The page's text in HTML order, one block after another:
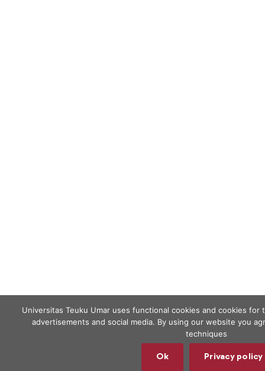
Universitas Teuku Umar uses functional cookies and cookies
advertisements and social media. By using our website you
techniques
Ok Privacy policy